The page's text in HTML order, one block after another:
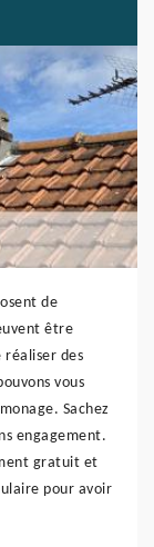
de
être
réaliser des
vous
Sachez
engagement.
gratuit et
pour avoir